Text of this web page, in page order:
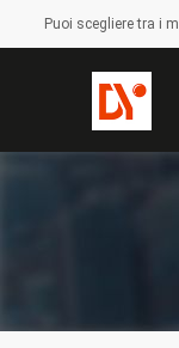
Puoi scegliere tra i